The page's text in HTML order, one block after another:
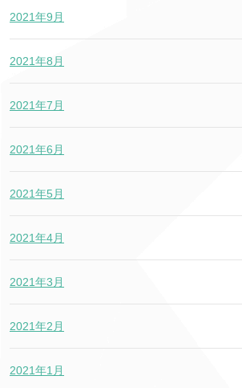
2021年9月
2021年8月
2021年7月
2021年6月
2021年5月
2021年4月
2021年3月
2021年2月
2021年1月